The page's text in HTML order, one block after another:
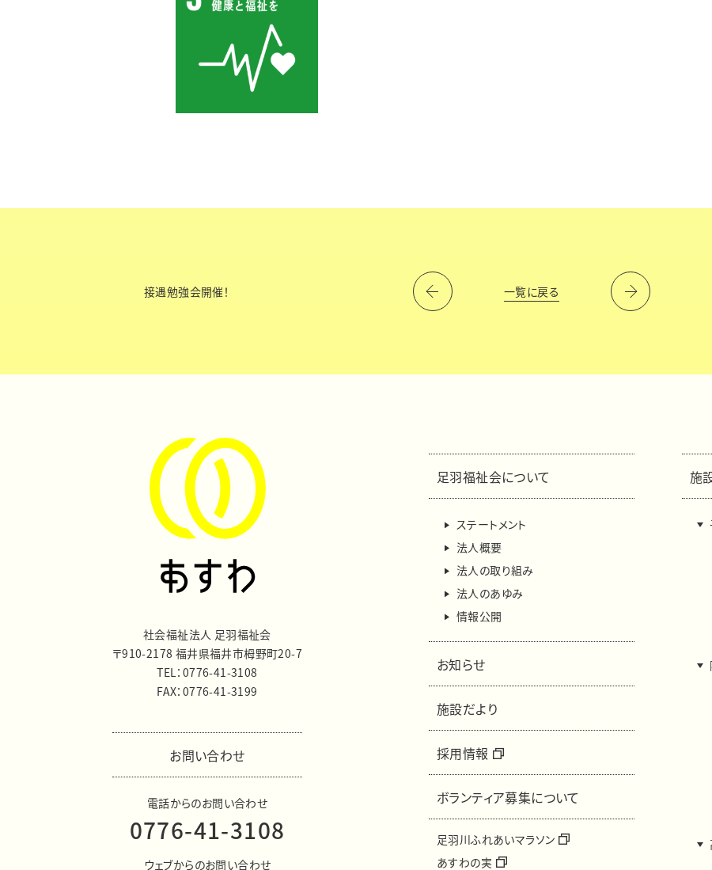
接遇勉強会開催！ 一覧に戻る
社会福祉法人 足羽福祉会
〒910-2178 福井県福井市栂野町20-7
TEL：0776-41-3108
FAX：0776-41-3199
お問い合わせ
電話からのお問い合わせ
0776-41-3108
ウェブからのお問い合わせ
足羽福祉会について
ステートメント
法人概要
法人の取り組み
法人のあゆみ
情報公開
お知らせ
施設だより
採用情報
ボランティア募集について
足羽川ふれあいマラソン
あすわの実
施